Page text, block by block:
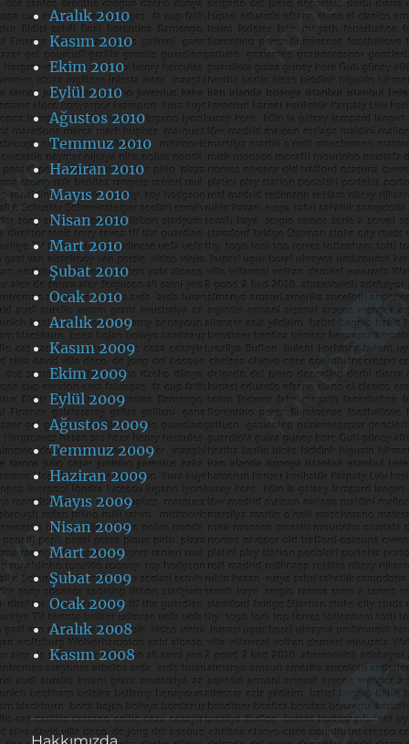
Aralık 2010
Kasım 2010
Ekim 2010
Eylül 2010
Ağustos 2010
Temmuz 2010
Haziran 2010
Mayıs 2010
Nisan 2010
Mart 2010
Şubat 2010
Ocak 2010
Aralık 2009
Kasım 2009
Ekim 2009
Eylül 2009
Ağustos 2009
Temmuz 2009
Haziran 2009
Mayıs 2009
Nisan 2009
Mart 2009
Şubat 2009
Ocak 2009
Aralık 2008
Kasım 2008